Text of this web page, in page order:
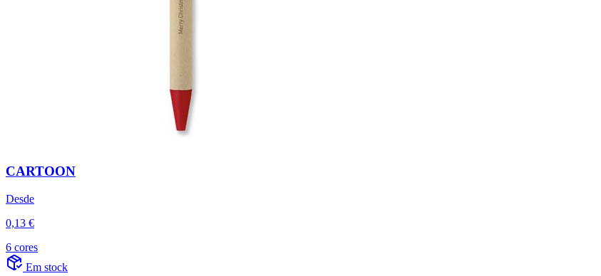
CARTOON
Desde
0,13 €
6 cores
Em stock